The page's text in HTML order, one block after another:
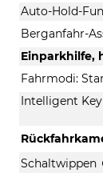
Auto-Hold-
Berganfahr-
Einparkhilfe,
Fahrmodi:
Intelligent
Schaltwippen